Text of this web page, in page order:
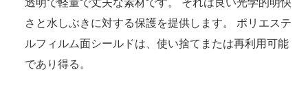
透明で軽量で丈夫な素材です。 それは良い光学的明快
さと水しぶきに対する保護を提供します。 ポリエステ
ルフィルム面シールドは、使い捨てまたは再利用可能
であり得る。